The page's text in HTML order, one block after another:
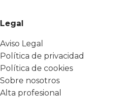
Legal
Aviso Legal
Política de privacidad
Política de cookies
Sobre nosotros
Alta profesional